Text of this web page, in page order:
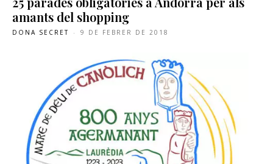
amants del shopping
DONA SECRET - 9 DE FEBRER DE 2018